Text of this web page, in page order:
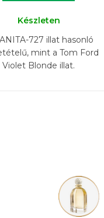
Készleten
727 illat hasonló
mint a Tom Ford
Violet Blonde illat.